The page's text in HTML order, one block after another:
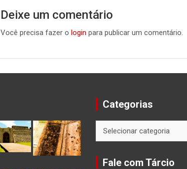
Deixe um comentário
Você precisa fazer o login para publicar um comentário.
Categorias
Fale com Tárcio